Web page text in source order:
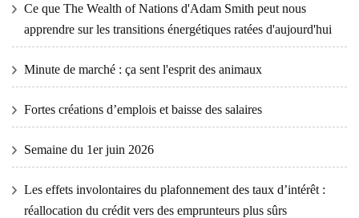
Ce que The Wealth of Nations d'Adam Smith peut nous
apprendre sur les transitions énergétiques ratées d'aujourd'hui
Minute de marché : ça sent l'esprit des animaux
Fortes créations d’emplois et baisse des salaires
Semaine du 1er juin 2026
Les effets involontaires du plafonnement des taux d’intérêt :
réallocation du crédit vers des emprunteurs plus sûrs